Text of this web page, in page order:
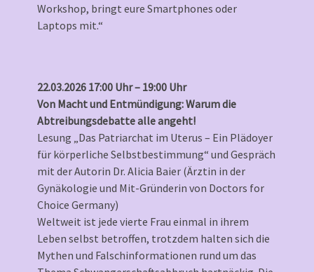
Workshop, bringt eure Smartphones oder
Laptops mit.“
22.03.2026 17:00 Uhr – 19:00 Uhr
Von Macht und Entmündigung: Warum die
Abtreibungsdebatte alle angeht!
Lesung „Das Patriarchat im Uterus – Ein Plädoyer
für körperliche Selbstbestimmung“ und Gespräch
mit der Autorin Dr. Alicia Baier (Ärztin in der
Gynäkologie und Mit-Gründerin von Doctors for
Choice Germany)
Weltweit ist jede vierte Frau einmal in ihrem
Leben selbst betroffen, trotzdem halten sich die
Mythen und Falschinformationen rund um das